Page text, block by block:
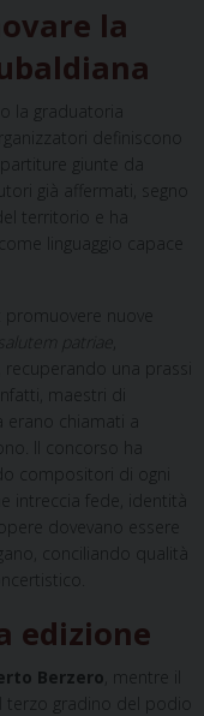
la
la graduatoria
definiscono
giunte da
già affermati, segno
territorio e ha
linguaggio capace
nuove
una prassi
maestri di
erano chiamati a
Il concorso ha
compositori di ogni
intreccia fede, identità
dovevano essere
conciliando qualità
edizione
Berzero , mentre il
terzo gradino del podio